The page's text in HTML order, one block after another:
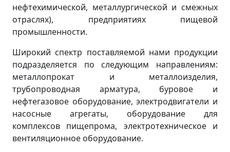
нефтехимической, металлургической и смежных
отраслях), предприятиях пищевой
промышленности.
Широкий спектр поставляемой нами продукции
подразделяется по следующим направлениям:
металлопрокат и металлоизделия,
трубопроводная арматура, буровое и
нефтегазовое оборудование, электродвигатели и
насосные агрегаты, оборудование для
комплексов пищепрома, электротехническое и
вентиляционное оборудование.